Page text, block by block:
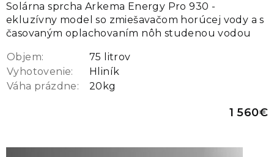
Solárna sprcha Arkema Energy Pro 930 -
ekluzívny model so zmiešavačom horúcej vody a s
časovaným oplachovaním nôh studenou vodou
Objem:
75 litrov
Vyhotovenie:
Hliník
Váha prázdne:
20kg
1 560€